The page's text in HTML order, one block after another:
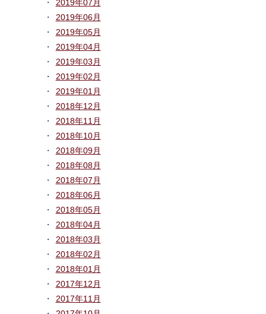
2019年07月
2019年06月
2019年05月
2019年04月
2019年03月
2019年02月
2019年01月
2018年12月
2018年11月
2018年10月
2018年09月
2018年08月
2018年07月
2018年06月
2018年05月
2018年04月
2018年03月
2018年02月
2018年01月
2017年12月
2017年11月